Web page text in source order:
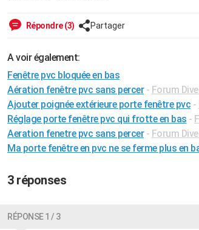
Répondre (3) Partager
A voir également:
Fenêtre pvc bloquée en bas
Aération fenêtre pvc sans percer - Forum
Ajouter poignée extérieure porte fenêtre pvc -
Réglage porte fenêtre pvc qui frotte en bas -
Aeration fenetre pvc sans percer - Forum
Ma porte fenêtre en pvc ne se ferme plus en
3 réponses
RÉPONSE 1 / 3